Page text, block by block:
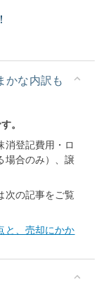
かな内訳も
。
消登記費用・ロ
場合のみ）、譲
次の記事をご覧
と、売却にかか